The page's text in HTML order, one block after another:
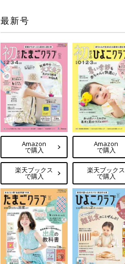
最新号
Amazon
で購入
楽天ブックス
で購入
Amazon
で購入
楽天ブックス
で購入